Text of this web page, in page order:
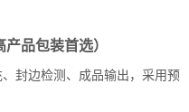
品包装首选）
封边检测、成品输出，采用预